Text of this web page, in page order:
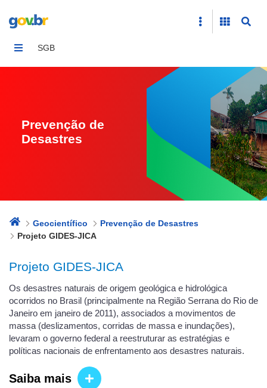
SGB
Prevenção de
Desastres
Geocientífico
Prevenção de Desastres
Projeto GIDES-JICA
Projeto GIDES-JICA
Os desastres naturais de origem geológica e hidrológica
ocorridos no Brasil (principalmente na Região Serrana do Rio de
Janeiro em janeiro de 2011), associados a movimentos de
massa (deslizamentos, corridas de massa e inundações),
levaram o governo federal a reestruturar as estratégias e
políticas nacionais de enfrentamento aos desastres naturais.
Saiba mais